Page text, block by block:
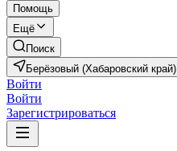
Помощь
Ещё
Поиск
Берёзовый (Хабаровский край)
Войти
Войти
Зарегистрироваться